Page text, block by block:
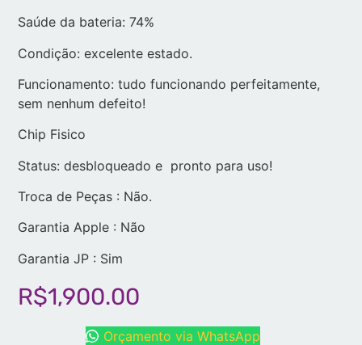
Saúde da bateria: 74%
Condição: excelente estado.
Funcionamento: tudo funcionando perfeitamente,
sem nenhum defeito!
Chip Fisico
Status: desbloqueado e pronto para uso!
Troca de Peças : Não.
Garantia Apple : Não
Garantia JP : Sim
R$1,900.00
Orçamento via WhatsApp